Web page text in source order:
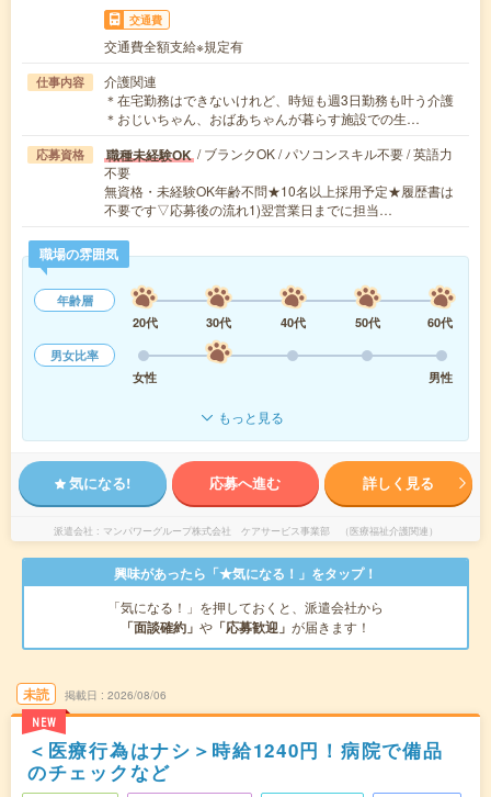
交通費
交通費全額支給※規定有
仕事内容
介護関連
＊在宅勤務はできないけれど、時短も週3日勤務も叶う介護
＊おじいちゃん、おばあちゃんが暮らす施設での生…
応募資格 職種未経験OK / ブランクOK / パソコンスキル不要 / 英語力
不要
無資格・未経験OK年齢不問★10名以上採用予定★履歴書は
不要です▽応募後の流れ1)翌営業日までに担当…
職場の雰囲気
年齢層
20代
30代 40代 50代
60代
男女比率
女性
男性
もっと見る
気になる! 応募へ進む 詳しく見る
派遣会社 マンパワーグループ株式会社 ケアサービス事業部 （医療福祉介護関連）
興味があったら「★気になる！」をタップ！
「気になる！」を押しておくと、派遣会社から
「面談確約」 や 「応募歓迎」 が届きます！
未読
NEW
掲載日 2026/08/06
＜医療行為はナシ＞時給1240円！病院で備品
のチェックなど